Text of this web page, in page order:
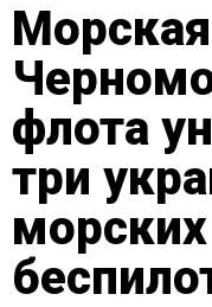
флота
три
морских